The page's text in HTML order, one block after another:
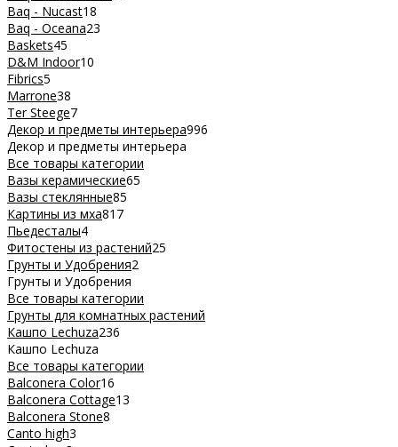
Baq - Nucast18
Baq - Oceana23
Baskets45
D&M Indoor10
Fibrics5
Marrone38
Ter Steege7
Декор и предметы интерьера996
Декор и предметы интерьера
Все товары категории
Вазы керамические65
Вазы стеклянные85
Картины из мха817
Пьедесталы4
Фитостены из растений25
Грунты и Удобрения2
Грунты и Удобрения
Все товары категории
Грунты для комнатных растений
Кашпо Lechuza236
Кашпо Lechuza
Все товары категории
Balconera Color16
Balconera Cottage13
Balconera Stone8
Canto high3